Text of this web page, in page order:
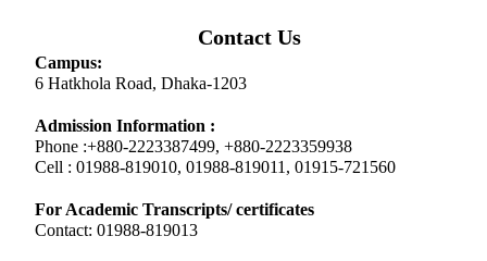
Contact Us
Campus:
6 Hatkhola Road, Dhaka-1203
Admission Information :
Phone :+880-2223387499, +880-2223359938
Cell : 01988-819010, 01988-819011, 01915-721560
For Academic Transcripts/ certificates
Contact: 01988-819013